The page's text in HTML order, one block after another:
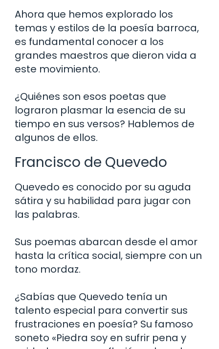
Ahora que hemos explorado los
temas y estilos de la poesía barroca,
es fundamental conocer a los
grandes maestros que dieron vida a
este movimiento.
¿Quiénes son esos poetas que
lograron plasmar la esencia de su
tiempo en sus versos? Hablemos de
algunos de ellos.
Francisco de Quevedo
Quevedo es conocido por su aguda
sátira y su habilidad para jugar con
las palabras.
Sus poemas abarcan desde el amor
hasta la crítica social, siempre con un
tono mordaz.
¿Sabías que Quevedo tenía un
talento especial para convertir sus
frustraciones en poesía? Su famoso
soneto «Piedra soy en sufrir pena y